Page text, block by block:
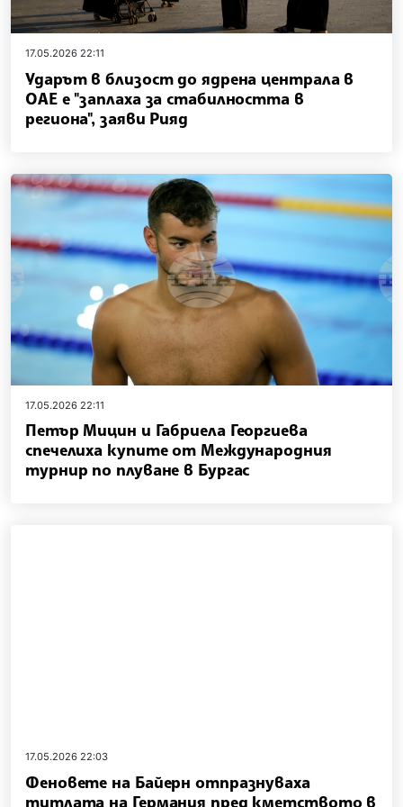
17.05.2026 22:11
Ударът в близост до ядрена централа в
ОАЕ е "заплаха за стабилността в
региона", заяви Рияд
17.05.2026 22:11
Петър Мицин и Габриела Георгиева
спечелиха купите от Международния
турнир по плуване в Бургас
17.05.2026 22:03
Феновете на Байерн отпразнуваха
титлата на Германия пред кметството в